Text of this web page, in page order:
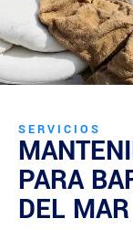
SERVICIOS
PARA
DEL MAR